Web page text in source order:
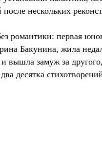
нескольких
романтики: первая
Бакунина, жила
вышла замуж за
десятка